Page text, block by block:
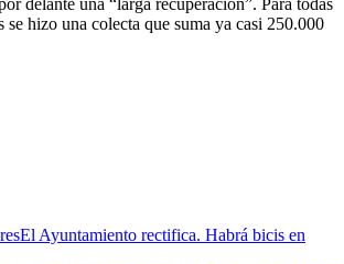
delante una “larga recuperación”. Para todas
se hizo una colecta que suma ya casi 250.000
El Ayuntamiento rectifica. Habrá bicis en